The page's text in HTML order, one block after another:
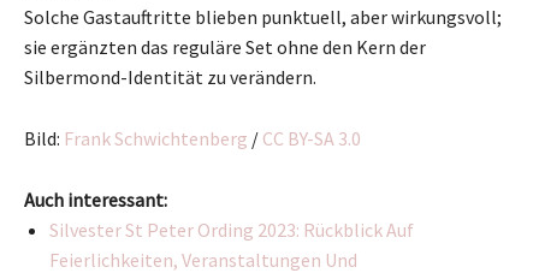
Solche Gastauftritte blieben punktuell, aber wirkungsvoll;
sie ergänzten das reguläre Set ohne den Kern der
Silbermond-Identität zu verändern.
Bild: Frank Schwichtenberg / CC BY-SA 3.0
Auch interessant:
Silvester St Peter Ording 2023: Rückblick Auf
Feierlichkeiten, Veranstaltungen Und